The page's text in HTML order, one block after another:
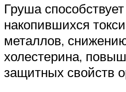
Груша
накопившихся
металлов,
холестерина,
защитных свойств